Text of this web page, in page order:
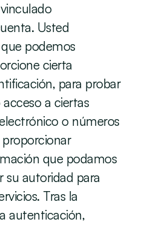
Usted
podemos
cierta
para probar
a ciertas
o números
que podamos
su autoridad para
Tras la
autenticación,